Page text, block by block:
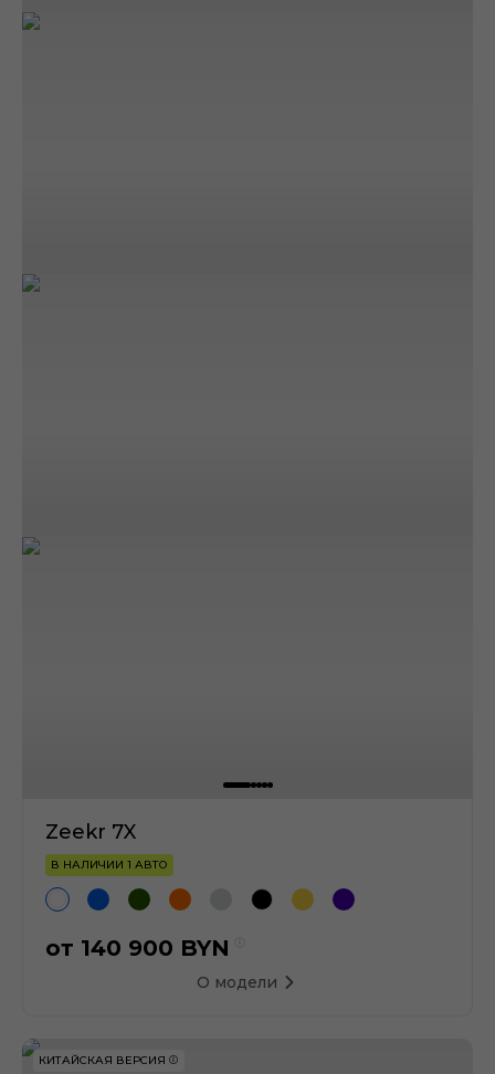
Zeekr 7X
В НАЛИЧИИ 1 АВТО
от 140 900 BYN
О модели
КИТАЙСКАЯ ВЕРСИЯ